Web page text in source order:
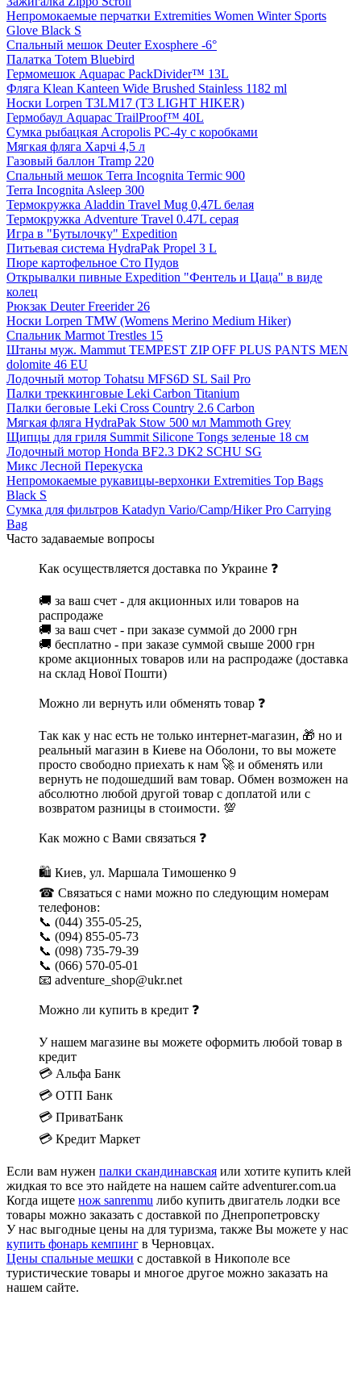
Непромокаемые перчатки Extremities Women Winter Sports
Glove Black S
Спальный мешок Deuter Exosphere -6°
Палатка Totem Bluebird
Гермомешок Aquapac PackDivider™ 13L
Фляга Klean Kanteen Wide Brushed Stainless 1182 ml
Носки Lorpen T3LM17 (T3 LIGHT HIKER)
Гермобаул Aquapac TrailProof™ 40L
Сумка рыбацкая Acropolis РС-4у с коробками
Мягкая фляга Харчі 4,5 л
Газовый баллон Tramp 220
Спальный мешок Terra Incognita Termic 900
Terra Incognita Asleep 300
Термокружка Aladdin Travel Mug 0,47L белая
Термокружка Adventure Travel 0.47L серая
Игра в "Бутылочку" Expedition
Питьевая система HydraPak Propel 3 L
Пюре картофельное Сто Пудов
Открывалки пивные Expedition "Фентель и Цаца" в виде
колец
Рюкзак Deuter Freerider 26
Носки Lorpen TMW (Womens Merino Medium Hiker)
Спальник Marmot Trestles 15
Штаны муж. Mammut TEMPEST ZIP OFF PLUS PANTS MEN
dolomite 46 EU
Лодочный мотор Tohatsu MFS6D SL Sail Pro
Палки треккинговые Leki Carbon Titanium
Палки беговые Leki Cross Country 2.6 Carbon
Мягкая фляга HydraPak Stow 500 мл Mammoth Grey
Щипцы для гриля Summit Silicone Tongs зеленые 18 см
Лодочный мотор Honda BF2.3 DK2 SCHU SG
Микс Лесной Перекуска
Непромокаемые рукавицы-верхонки Extremities Top Bags
Black S
Сумка для фильтров Katadyn Vario/Camp/Hiker Pro Carrying
Bag
Часто задаваемые вопросы
Как осуществляется доставка по Украине ❓
🚚 за ваш счет - для акционных или товаров на
распродаже
🚚 за ваш счет - при заказе суммой до 2000 грн
🚚 бесплатно - при заказе суммой свыше 2000 грн
кроме акционных товаров или на распродаже (доставка
на склад Нової Пошти)
Можно ли вернуть или обменять товар ❓
Так как у нас есть не только интернет-магазин, 🎁 но и
реальный магазин в Киеве на Оболони, то вы можете
просто свободно приехать к нам 🚀 и обменять или
вернуть не подошедший вам товар. Обмен возможен на
абсолютно любой другой товар с доплатой или с
возвратом разницы в стоимости. 💯
Как можно с Вами связаться ❓
🛍 Киев, ул. Маршала Тимошенко 9
☎ Связаться с нами можно по следующим номерам
телефонов:
📞 (044) 355-05-25,
📞 (094) 855-05-73
📞 (098) 735-79-39
📞 (066) 570-05-01
📧 adventure_shop@ukr.net
Можно ли купить в кредит ❓
У нашем магазине вы можете оформить любой товар в
кредит
💳 Альфа Банк
💳 ОТП Банк
💳 ПриватБанк
💳 Кредит Маркет
Если вам нужен палки скандинавская или хотите купить клей
жидкая то все это найдете на нашем сайте adventurer.com.ua
Когда ищете нож sanrenmu либо купить двигатель лодки все
товары можно заказать с доставкой по Днепропетровску
У нас выгодные цены на для туризма, также Вы можете у нас
купить фонарь кемпинг в Черновцах.
Цены спальные мешки с доставкой в Никополе все
туристические товары и многое другое можно заказать на
нашем сайте.